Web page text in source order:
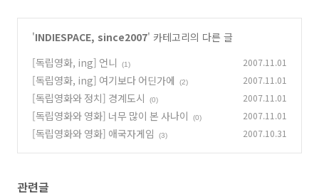
'INDIESPACE, since2007' 카테고리의 다른 글
[독립영화, ing] 언니
(1) 2007.11.01
[독립영화, ing] 여기보다 어딘가에 (2) 2007.11.01
[독립영화와 정치] 경계도시 (0) 2007.11.01
[독립영화와 영화] 너무 많이 본 사나이 (0) 2007.11.01
[독립영화와 영화] 애국자게임 (3) 2007.10.31
관련글